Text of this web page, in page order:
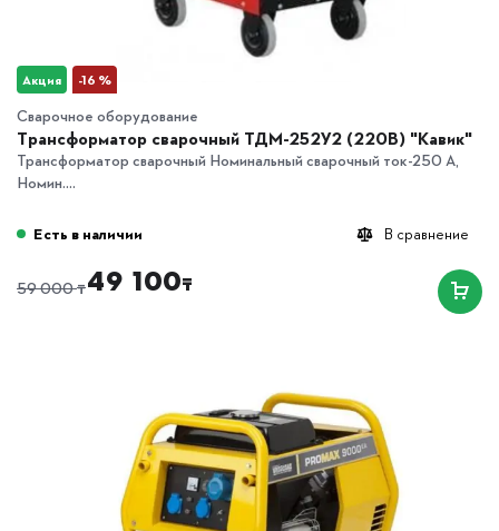
Акция -16 %
Сварочное оборудование
Трансформатор сварочный ТДМ-252У2 (220В) "Кавик"
Трансформатор сварочный Номинальный сварочный ток-250 А,
Номин....
В сравнение
Есть в наличии
59 000₸49 100₸